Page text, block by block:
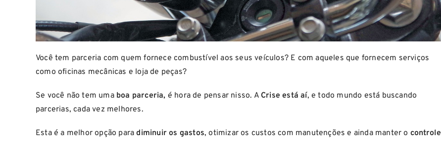
Você tem parceria com quem fornece combustível aos seus veículos? E com aqueles que fornecem serviços
como oficinas mecânicas e loja de peças?
Se você não tem uma boa parceria, é hora de pensar nisso. A Crise está aí, e todo mundo está buscando
parcerias, cada vez melhores.
Esta é a melhor opção paradiminuir os gastos, otimizar os custos com manutenções e ainda manter o controle